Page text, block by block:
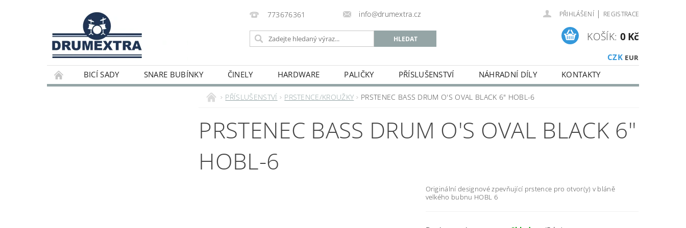
773676361 info@drumextra.cz PŘIHLÁŠENÍ | REGISTRACE
CZK EUR
KOŠÍK: 0 Kč
BICÍ SADY SNARE BUBÍNKY ČINELY HARDWARE PALIČKY PŘÍSLUŠENSTVÍ NÁHRADNÍ DÍLY KONTAKTY
PŘÍSLUŠENSTVÍ PRSTENCE/KROUŽKY PRSTENEC BASS DRUM O'S OVAL BLACK 6" HOBL-6
PRSTENEC BASS DRUM O'S OVAL BLACK 6"
HOBL-6
Originální designové zpevňující prstence pro otvor(y) v bláně
velkého bubnu HOBL 6